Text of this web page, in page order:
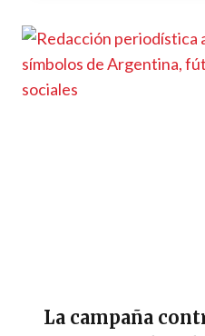
La campaña